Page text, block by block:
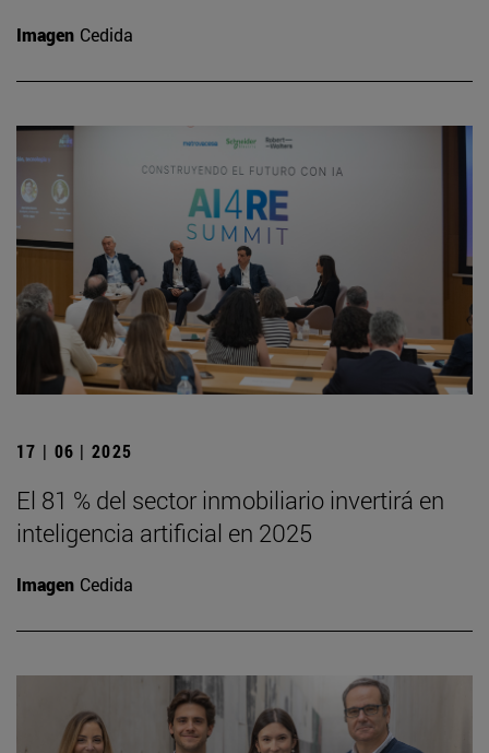
Imagen Cedida
17 | 06 | 2025
El 81 % del sector inmobiliario invertirá en
inteligencia artificial en 2025
Imagen Cedida